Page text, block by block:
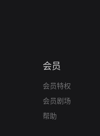
会员
会员特权
会员剧场
帮助